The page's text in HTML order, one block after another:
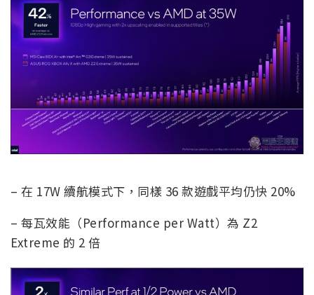
– 在 17W 續航模式下，同樣 36 款遊戲平均仍快 20%
– 每瓦效能（Performance per Watt）為 Z2
Extreme 的 2 倍